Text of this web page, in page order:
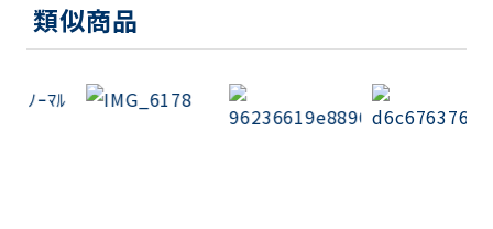
類似商品